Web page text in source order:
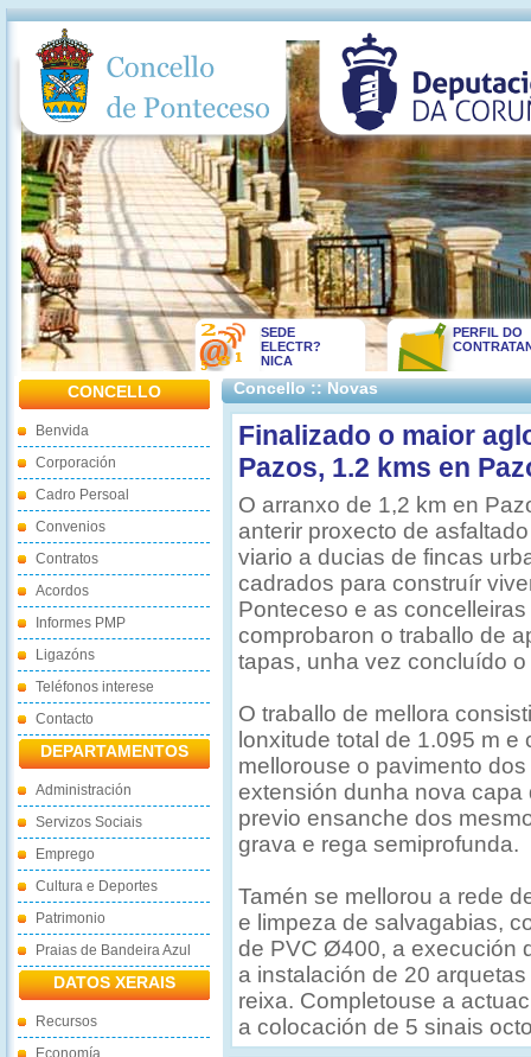
SEDE
ELECTR?
NICA
PERFIL DO
CONCELLO
Benvida
Corporación
Cadro Persoal
Convenios
Contratos
Acordos
Informes PMP
Ligazóns
Teléfonos interese
Contacto
DEPARTAMENTOS
Administración
Servizos Sociais
Emprego
Cultura e Deportes
Patrimonio
Praias de Bandeira Azul
DATOS XERAIS
Recursos
Economía
Concello :: Novas
Finalizado o maior
Pazos, 1.2 kms en
O arranxo de 1,2 km en
anterir proxecto de
viario a ducias de fincas
cadrados para construír
Ponteceso e as
comprobaron o traballo de
tapas, unha vez concluído
O traballo de mellora
lonxitude total de 1.095 m
mellorouse o pavimento
extensión dunha nova
previo ensanche dos
grava e rega semiprofunda.
Tamén se mellorou a rede
e limpeza de salvagabias,
de PVC Ø400, a execución
a instalación de 20
reixa. Completouse a
a colocación de 5 sinais